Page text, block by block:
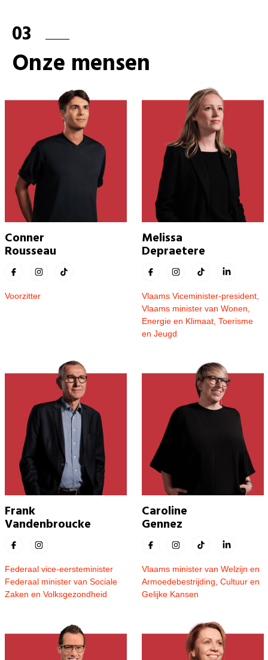
03
Onze mensen
Conner
Rousseau
Voorzitter
Melissa
Depraetere
Vlaams Viceminister-president,
Vlaams minister van Wonen,
Energie en Klimaat, Toerisme
en Jeugd
Frank
Vandenbroucke
Federaal vice-eersteminister
Federaal minister van Sociale
Zaken en Volksgezondheid
Caroline
Gennez
Vlaams minister van Welzijn en
Armoedebestrijding, Cultuur en
Gelijke Kansen